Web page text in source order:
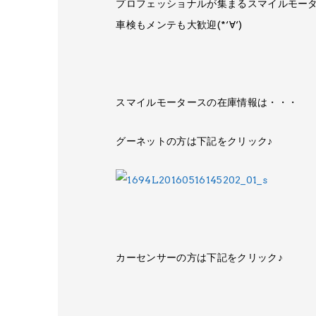
プロフェッショナルが集まるスマイルモー
車検もメンテも​大歓迎(*‘∀‘)
スマイルモータースの在庫情報は​・・・
グーネットの方は下記を​クリック♪
カーセンサーの方は下記を​クリック♪